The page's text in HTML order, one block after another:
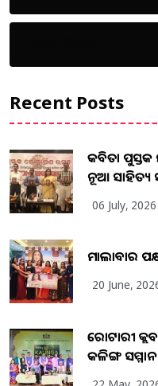
Recent Posts
କବିତା ପୁସ୍ତକ
ନୂଆ ସାହିତ୍ୟ
06 July, 2026
ମାଲାବାର
20 June,
ରୋଟାରୀ
କଳିଙ୍ଗ ସମ୍ମାନ